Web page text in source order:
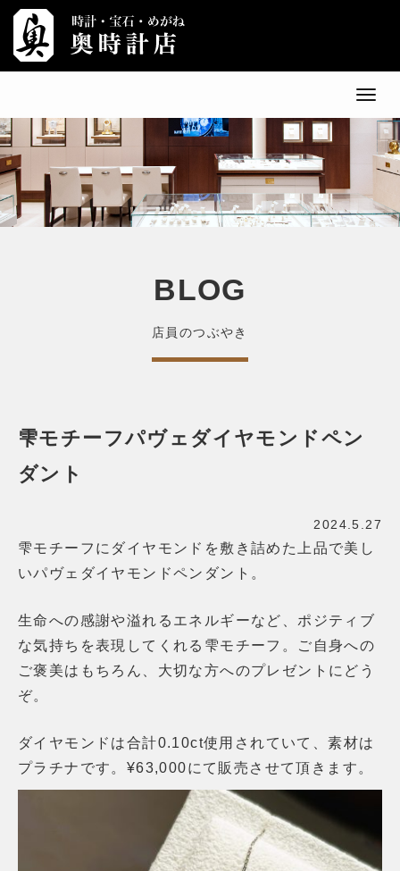
メ
ニ
ュ
ー
BLOG
店員のつぶやき
雫モチーフパヴェダイヤモンドペン
ダント
2024.5.27
雫モチーフにダイヤモンドを敷き詰めた上品で美し
いパヴェダイヤモンドペンダント。
生命への感謝や溢れるエネルギーなど、ポジティブ
な気持ちを表現してくれる雫モチーフ。ご自身への
ご褒美はもちろん、大切な方へのプレゼントにどう
ぞ。
ダイヤモンドは合計0.10ct使用されていて、素材は
プラチナです。¥63,000にて販売させて頂きます。